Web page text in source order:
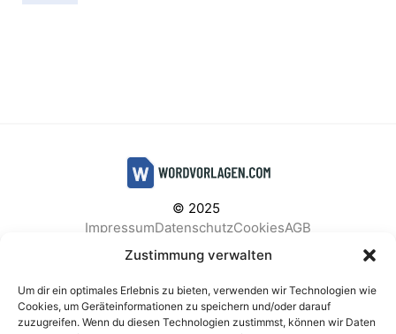
Zustimmung verwalten
Um dir ein optimales Erlebnis zu bieten, verwenden wir Technologien wie
Cookies, um Geräteinformationen zu speichern und/oder darauf
zuzugreifen. Wenn du diesen Technologien zustimmst, können wir Daten
© 2025
ImpressumDatenschutzCookiesAGB
Facebook
Instagram